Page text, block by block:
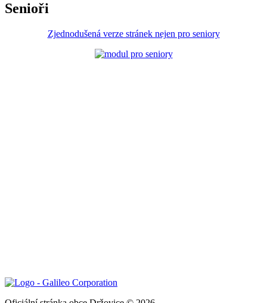
Senioři
Zjednodušená verze stránek nejen pro seniory